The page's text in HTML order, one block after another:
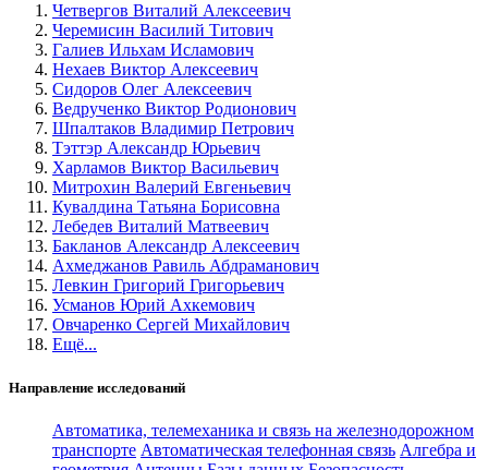
Четвергов Виталий Алексеевич
Черемисин Василий Титович
Галиев Ильхам Исламович
Нехаев Виктор Алексеевич
Сидоров Олег Алексеевич
Ведрученко Виктор Родионович
Шпалтаков Владимир Петрович
Тэттэр Александр Юрьевич
Харламов Виктор Васильевич
Митрохин Валерий Евгеньевич
Кувалдина Татьяна Борисовна
Лебедев Виталий Матвеевич
Бакланов Александр Алексеевич
Ахмеджанов Равиль Абдраманович
Левкин Григорий Григорьевич
Усманов Юрий Ахкемович
Овчаренко Сергей Михайлович
Ещё...
Направление исследований
Автоматика, телемеханика и связь на железнодорожном
транспорте Автоматическая телефонная связь Алгебра и